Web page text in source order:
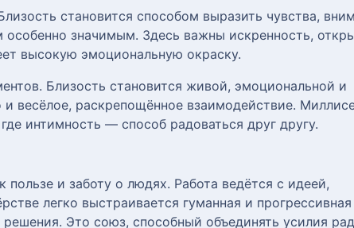
становится способом выразить чувства,
значимым. Здесь важны искренность,
высокую эмоциональную окраску.
Близость становится живой, эмоциональной и
весёлое, раскрепощённое взаимодействие.
интимность — способ радоваться друг другу.
и заботу о людях. Работа ведётся с идеей,
легко выстраивается гуманная и
Это союз, способный объединять усилия